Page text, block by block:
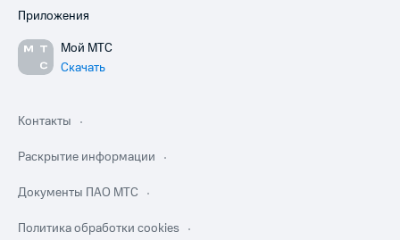
Приложения
Мой МТС
Скачать
Контакты
Раскрытие информации
Документы ПАО МТС
Политика обработки cookies